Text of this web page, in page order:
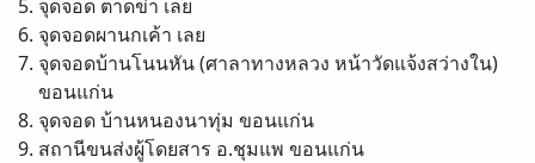
จุดจอด ตาดข่า เลย
จุดจอดผานกเค้า เลย
จุดจอดบ้านโนนหัน (ศาลาทางหลวง หน้าวัดแจ้งสว่างใน)
ขอนแก่น
จุดจอด บ้านหนองนาทุ่ม ขอนแก่น
สถานีขนส่งผู้โดยสาร อ.ชุมแพ ขอนแก่น